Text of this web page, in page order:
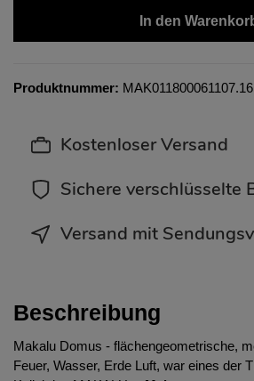
In den
Produktnummer: MAK011800061107.16
Kostenloser Versand
Sichere verschlüsselte
Versand mit
Beschreibung
Makalu Domus - flächengeometrische,
Feuer, Wasser, Erde Luft, war eines der